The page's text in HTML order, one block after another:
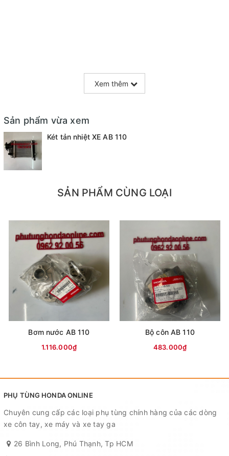
Xem thêm
Sản phẩm vừa xem
Két tản nhiệt XE AB 110
SẢN PHẨM CÙNG LOẠI
Bơm nước AB 110
1.116.000₫
Bộ côn AB 110
483.000₫
PHỤ TÙNG HONDA ONLINE
Chuyên cung cấp các loại phụ tùng chính hàng của các dòng
xe côn tay, xe máy và xe tay ga
26 Bình Long, Phú Thạnh, Tp HCM